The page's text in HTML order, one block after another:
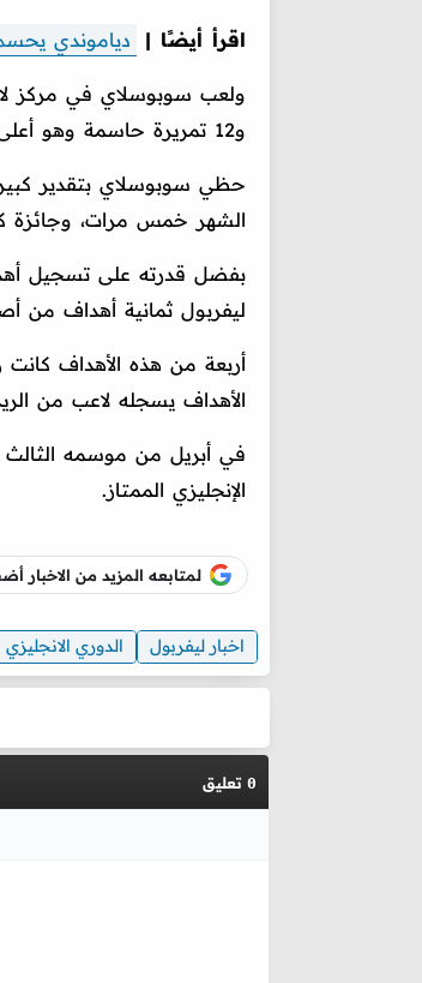
اقرأ أيضًا | دياموندي
و12 تمريرة حاسمة وهو أعلى رقم في الفريق.
حظي سوبوسلاي بتقدير
الشهر خمس مرات، وجائزة
بفضل قدرته على تسجيل
ليفربول ثمانية أهداف من أصل
أربعة من هذه الأهداف كانت
الأهداف يسجله لاعب من
الإنجليزي الممتاز.
لمتابعه المزيد من
اخبار ليفربول الدوري الانجليزي
0 تعليق